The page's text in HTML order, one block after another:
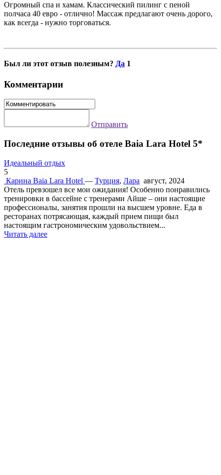
Огромный спа и хамам. Классический пилинг с пеной
полчаса 40 евро - отлично! Массаж предлагают очень дорого,
как всегда - нужно торговаться.
Был ли этот отзыв полезным? Да 1
Комментарии
Отправить
Последние отзывы об отеле Baia Lara Hotel 5*
Идеальный отдых
5
Карина Baia Lara Hotel — Турция, Лара август, 2024
Отель превзошел все мои ожидания! Особенно понравились
тренировки в бассейне с тренерами Айше – они настоящие
профессионалы, занятия прошли на высшем уровне. Еда в
ресторанах потрясающая, каждый прием пищи был
настоящим гастрономическим удовольствием...
Читать далее